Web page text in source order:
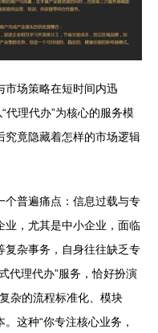
市场策略在短时间内迅
代理代办”为核心的服务模
究竟隐藏着怎样的市场逻辑
个普遍痛点：信息过载与专
业，尤其是中小企业，面临
复杂事务，自身往往缺乏专
代理代办”服务，恰好扮演
杂的流程标准化、模块
这种“你专注核心业务，